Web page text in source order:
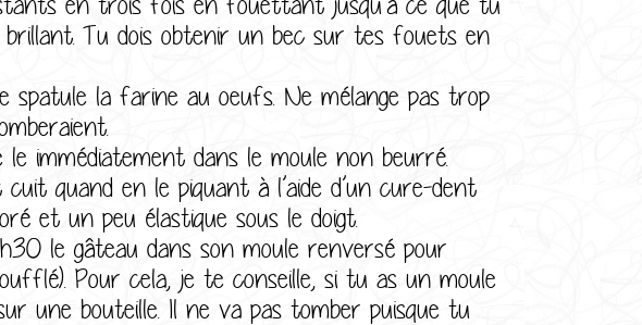
Tu dois obtenir un bec sur tes fouets en
spatule la farine au oeufs. Ne mélange pas trop
immédiatement dans le moule non beurré.
quand en le piquant à l’aide d’un cure-dent
et un peu élastique sous le doigt.
le gâteau dans son moule renversé pour
Pour cela, je te conseille, si tu as un moule
une bouteille. Il ne va pas tomber puisque tu